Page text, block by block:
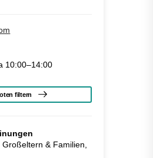
10:00–14:00
filtern
& Familien,